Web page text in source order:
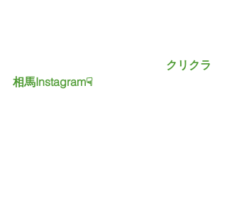
相馬Instagram☟